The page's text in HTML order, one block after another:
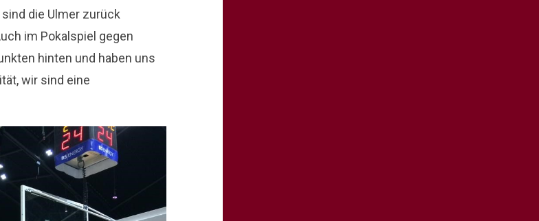
die Ulmer zurück
im Pokalspiel gegen
hinten und haben uns
wir sind eine